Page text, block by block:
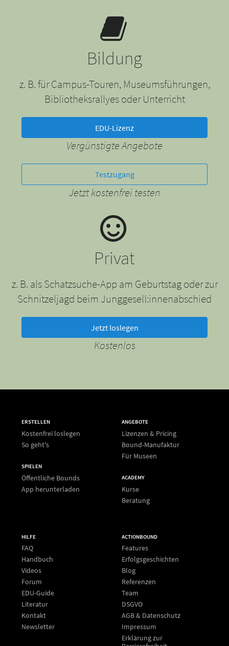
Bildung
z. B. für Campus-Touren, Museumsführungen,
Bibliotheksrallyes oder Unterricht
EDU-Lizenz
Vergünstigte Angebote
Testzugang
Jetzt kostenfrei testen
Privat
z. B. als Schatzsuche-App am Geburtstag oder zur
Schnitzeljagd beim Junggesell:innenabschied
Jetzt loslegen
Kostenlos
ERSTELLEN
Kostenfrei loslegen
So geht's
SPIELEN
Öffentliche Bounds
App herunterladen
ANGEBOTE
Lizenzen & Pricing
Bound-Manufaktur
Für Museen
ACADEMY
Kurse
Beratung
HILFE
FAQ
Handbuch
Videos
Forum
EDU-Guide
Literatur
Kontakt
Newsletter
ACTIONBOUND
Features
Erfolgsgeschichten
Blog
Referenzen
Team
DSGVO
AGB & Datenschutz
Impressum
Erklärung zur